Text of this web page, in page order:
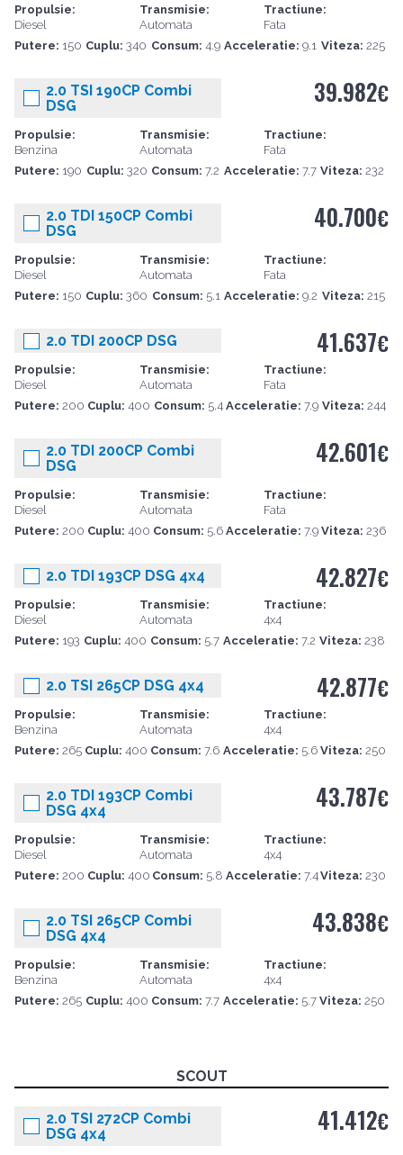
Propulsie:
Diesel
Transmisie:
Automata
Tractiune:
Fata
Putere: 150 Cuplu:340 Consum: 4.9 Acceleratie:9.1 Viteza: 225
2.0 TSI 190CP Combi
DSG
Propulsie:
Benzina
Transmisie:
Automata
Tractiune:
Fata
Putere: 190 Cuplu: 320 Consum:7.2 Acceleratie: 7.7 Viteza:232
39.982€
2.0 TDI 150CP Combi
DSG
Propulsie:
Diesel
Transmisie:
Automata
Tractiune:
Fata
Putere: 150 Cuplu:360 Consum: 5.1 Acceleratie:9.2 Viteza: 215
40.700€
2.0 TDI 200CP DSG
Propulsie:
Diesel
Transmisie:
Automata
Tractiune:
Fata
Putere: 200 Cuplu:400 Consum: 5.4 Acceleratie:7.9 Viteza: 244
41.637€
2.0 TDI 200CP Combi
DSG
Propulsie:
Diesel
Transmisie:
Automata
Tractiune:
Fata
Putere: 200 Cuplu: 400 Consum: 5.6 Acceleratie: 7.9 Viteza: 236
42.601€
2.0 TDI 193CP DSG 4x4
Propulsie:
Diesel
Transmisie:
Automata
Tractiune:
4x4
Putere: 193 Cuplu: 400 Consum: 5.7 Acceleratie: 7.2 Viteza: 238
42.827€
2.0 TSI 265CP DSG 4x4
Propulsie:
Benzina
Transmisie:
Automata
Tractiune:
4x4
Putere: 265 Cuplu:400 Consum:7.6 Acceleratie: 5.6 Viteza: 250
42.877€
2.0 TDI 193CP Combi
DSG 4x4
Propulsie:
Diesel
Transmisie:
Automata
Tractiune:
4x4
Putere: 200 Cuplu: 400 Consum: 5.8 Acceleratie: 7.4Viteza:230
43.787€
2.0 TSI 265CP Combi
DSG 4x4
Propulsie:
Benzina
Transmisie:
Automata
Tractiune:
4x4
Putere: 265 Cuplu: 400 Consum:7.7 Acceleratie: 5.7 Viteza:250
43.838€
SCOUT
2.0 TSI 272CP Combi
DSG 4x4
41.412€